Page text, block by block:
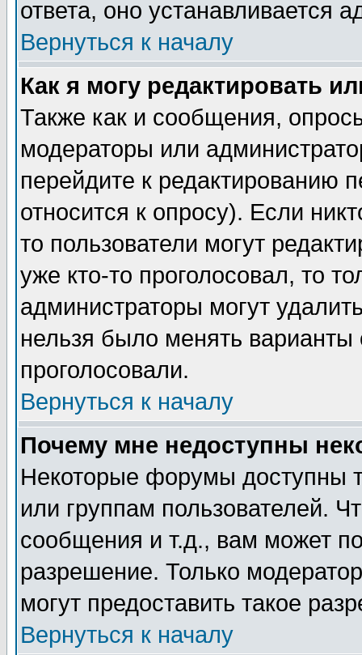
ответа, оно устанавливается
Вернуться к началу
Как я могу редактировать
Также как и сообщения,
модераторы или
перейдите к редактированию
относится к опросу). Если
то пользователи могут
уже кто-то проголосовал, то
администраторы могут
нельзя было менять
проголосовали.
Вернуться к началу
Почему мне недоступны
Некоторые форумы доступны
или группам пользователей.
сообщения и т.д., вам может
разрешение. Только
могут предоставить такое
Вернуться к началу